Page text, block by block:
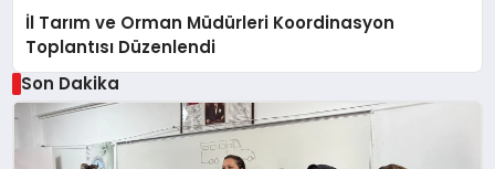
İl Tarım ve Orman Müdürleri Koordinasyon
Toplantısı Düzenlendi
Son Dakika